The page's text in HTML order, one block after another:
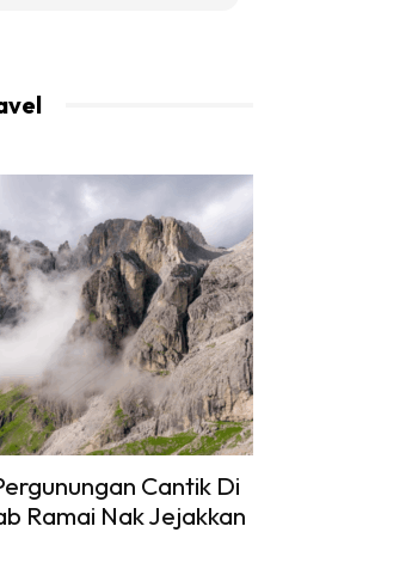
Cantik Di
Ramai Nak Jejakkan